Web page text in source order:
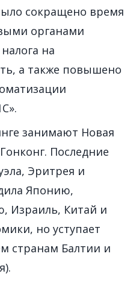
сокращено время
органами
на
а также повышено
занимают Новая
Последние
Эритрея и
Японию,
Китай и
но уступает
странам Балтии и